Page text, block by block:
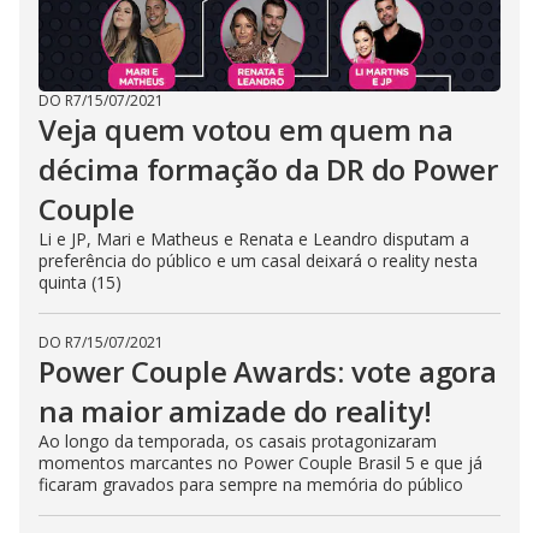
DO R7/15/07/2021
Veja quem votou em quem na
décima formação da DR do Power
Couple
Li e JP, Mari e Matheus e Renata e Leandro disputam a
preferência do público e um casal deixará o reality nesta
quinta (15)
DO R7/15/07/2021
Power Couple Awards: vote agora
na maior amizade do reality!
Ao longo da temporada, os casais protagonizaram
momentos marcantes no Power Couple Brasil 5 e que já
ficaram gravados para sempre na memória do público